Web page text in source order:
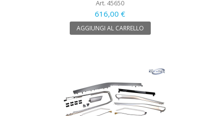
Art. 45650
616,00 €
AGGIUNGI AL CARRELLO